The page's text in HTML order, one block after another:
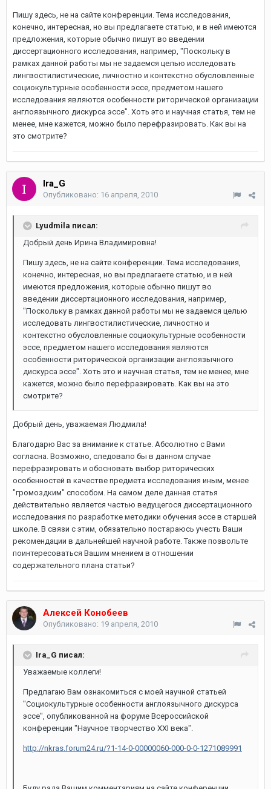
Пишу здесь, не на сайте конференции. Тема исследования,
конечно, интересная, но вы предлагаете статью, и в ней имеются
предложения, которые обычно пишут во введении
диссертационного исследования, например, "Поскольку в
рамках данной работы мы не задаемся целью исследовать
лингвостилистические, личностно и контекстно обусловленные
социокультурные особенности эссе, предметом нашего
исследования являются особенности риторической организации
англоязычного дискурса эссе". Хоть это и научная статья, тем не
менее, мне кажется, можно было перефразировать. Как вы на
это смотрите?
Ira_G
Опубликовано: 16 апреля, 2010
Lyudmila писал:
Добрый день Ирина Владимировна!
Пишу здесь, не на сайте конференции. Тема исследования,
конечно, интересная, но вы предлагаете статью, и в ней
имеются предложения, которые обычно пишут во
введении диссертационного исследования, например,
"Поскольку в рамках данной работы мы не задаемся целью
исследовать лингвостилистические, личностно и
контекстно обусловленные социокультурные особенности
эссе, предметом нашего исследования являются
особенности риторической организации англоязычного
дискурса эссе". Хоть это и научная статья, тем не менее, мне
кажется, можно было перефразировать. Как вы на это
смотрите?
Добрый день, уважаемая Людмила!
Благодарю Вас за внимание к статье. Абсолютно с Вами
согласна. Возможно, следовало бы в данном случае
перефразировать и обосновать выбор риторических
особенностей в качестве предмета исследования иным, менее
"громоздким" способом. На самом деле данная статья
действительно является частью ведущегося диссертационного
исследования по разработке методики обучения эссе в старшей
школе. В связи с этим, обязательно постараюсь учесть Ваши
рекомендации в дальнейшей научной работе. Также позвольте
поинтересоваться Вашим мнением в отношении
содержательного плана статьи?
Алексей Конобеев
Опубликовано: 19 апреля, 2010
Ira_G писал:
Уважаемые коллеги!
Предлагаю Вам ознакомиться с моей научной статьей
"Социокультурные особенности англоязычного дискурса
эссе", опубликованной на форуме Всероссийской
конференции "Научное творчество XXI века".
http://nkras.forum24.ru/?1-14-0-00000060-000-0-0-1271089991